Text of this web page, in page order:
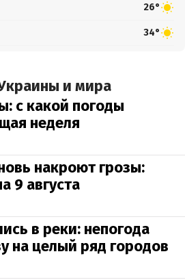
26°
34°
и мира
с какой погоды
неделя
накроют грозы:
9 августа
в реки: непогода
на целый ряд городов